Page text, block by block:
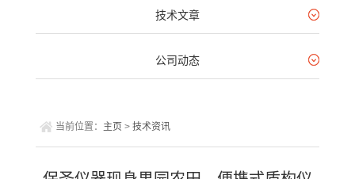
技术文章
公司动态
当前位置： 主页 > 技术资讯